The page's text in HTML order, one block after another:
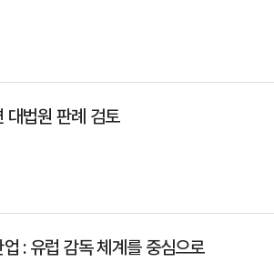
대법원 판례 검토
: 유럽 감독 체계를 중심으로